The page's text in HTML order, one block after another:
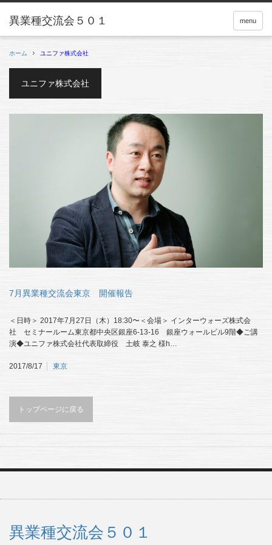
menu
ホーム ユニファ株式会社
ユニファ株式会社
7月異業種交流会東京 開催報告
＜日時＞ 2017年7月27日（木）18:30〜＜会場＞ インターウォーズ株式会
社 セミナールーム東京都中央区銀座6-13-16 銀座ウォールビル9階◆ご講
演◆ユニファ株式会社代表取締役 土岐 泰之 様h…
2017/8/17 東京
トップページに戻る
異業種交流会５０１